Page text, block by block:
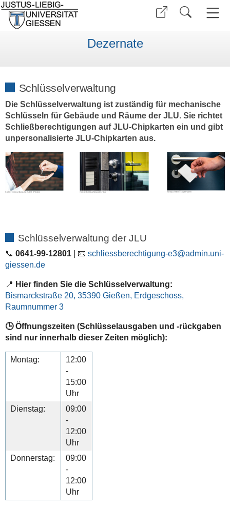
Dezernate
Schlüsselverwaltung
Die Schlüsselverwaltung ist zuständig für mechanische
Schlüsseln für Gebäude und Räume der JLU. Sie richtet
Schließberechtigungen auf JLU-Chipkarten ein und gibt
unpersonalisierte JLU-Chipkarten aus.
Schlüsselverwaltung der JLU
📞 0641-99-12801| 📧 schliessberechtigung-e3
📍 Hier finden Sie die Schlüsselverwaltung:
Bismarckstraße 20, 35390 Gießen, Erdgeschoss,
Raumnummer 3
🕒 Öffnungszeiten (Schlüsselausgaben und -rückgaben
sind nur innerhalb dieser Zeiten möglich):
Montag:
12:00
-
15:00
Uhr
Dienstag:
09:00
-
12:00
Uhr
Donnerstag:
09:00
-
12:00
Uhr